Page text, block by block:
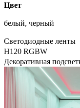
Цвет
белый, черный
Светодиодные ленты
H120 RGBW
Декоративная